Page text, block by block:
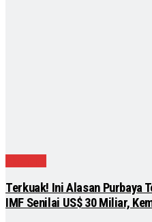
Terkuak! Ini Alasan Purbaya
IMF Senilai US$ 30 Miliar,